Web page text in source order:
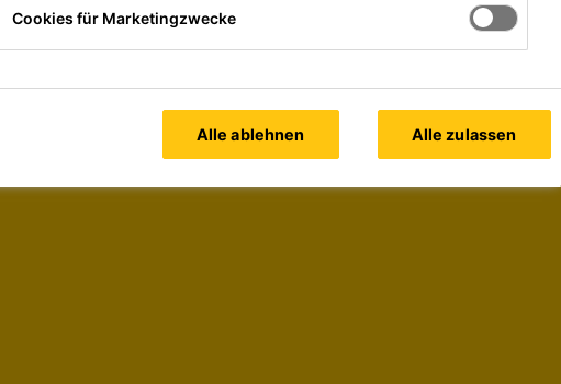
Sika MonoTop®-910 N
Kunststoffmodifizierter
System
Kunststoffmodifizierter
Sika® BM-04
Cookies für Marketingzwecke
Alle ablehnen Alle zulassen